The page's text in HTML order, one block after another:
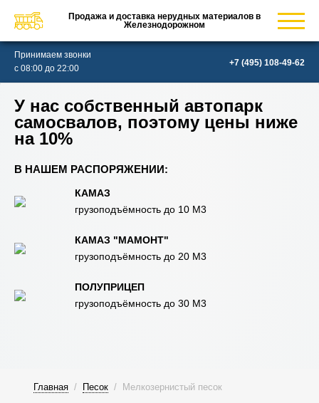
Продажа и доставка нерудных материалов в
Железнодорожном
Принимаем звонки
с 08:00 до 22:00
В НАШЕМ РАСПОРЯЖЕНИИ:
КАМАЗ
грузоподъёмность до 10 М3
КАМАЗ "МАМОНТ"
грузоподъёмность до 20 М3
ПОЛУПРИЦЕП
грузоподъёмность до 30 М3
У нас собственный автопарк
самосвалов, поэтому цены ниже
на 10%
Главная / Песок / Мелкозернистый песок